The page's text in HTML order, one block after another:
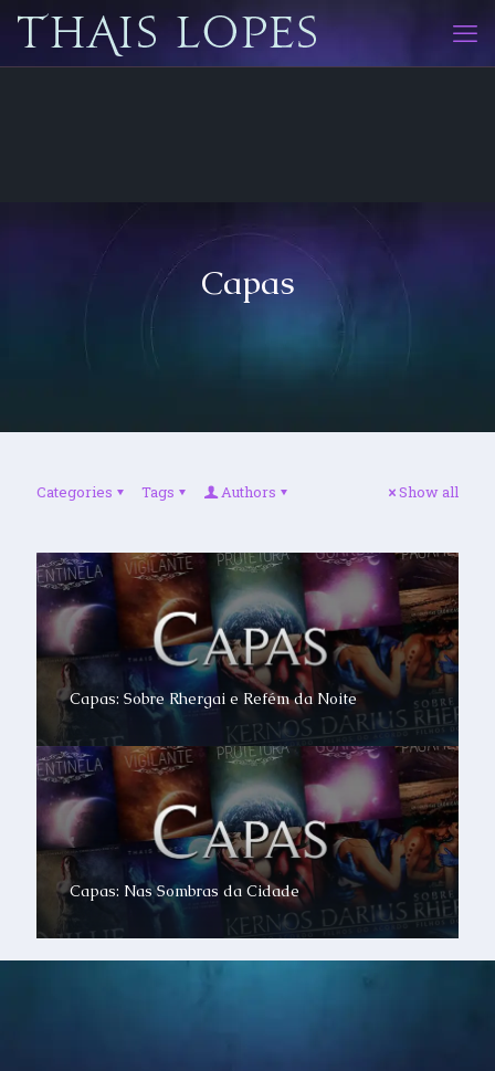
Capas
Categories Tags Authors Show all
Capas: Sobre Rhergai e Refém da Noite
Capas: Nas Sombras da Cidade